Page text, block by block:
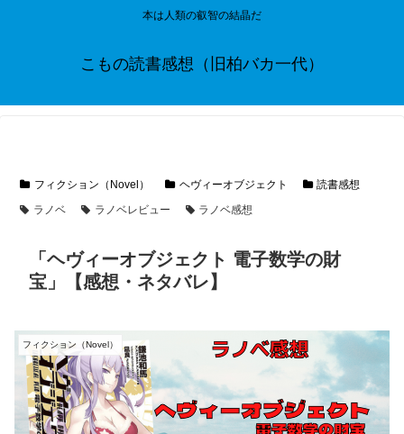
本は人類の叡智の結晶だ
こもの読書感想（旧柏バカ一代）
フィクション（Novel） ヘヴィーオブジェクト
読書感想
ラノベ
ラノベレビュー ラノベ感想
「ヘヴィーオブジェクト 電子数学の財
宝」【感想・ネタバレ】
フィクション（Novel）